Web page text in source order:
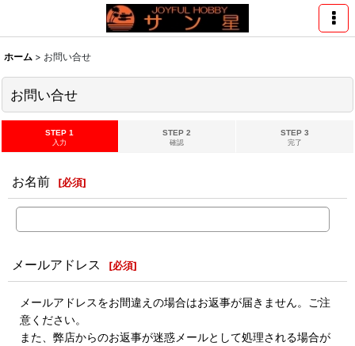
ホーム > お問い合せ
お問い合せ
STEP 1
入力
STEP 2
確認
STEP 3
完了
お名前 [必須]
メールアドレス [必須]
メールアドレスをお間違えの場合はお返事が届きません。ご注
意ください。
また、弊店からのお返事が迷惑メールとして処理される場合が